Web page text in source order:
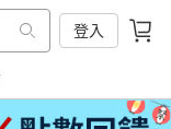
登入